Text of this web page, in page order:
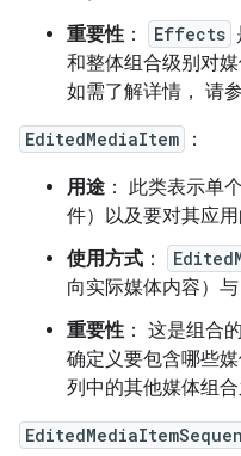
重要性 ： Effects
和整体组合级别对
如需了解详情， 请
EditedMediaItem
：
用途 ： 此类表示单
件）以及要对其应用
使用方式 ：
向实际媒体内容）与
重要性 ： 这是组合
确定义要包含哪些
列中的其他媒体组